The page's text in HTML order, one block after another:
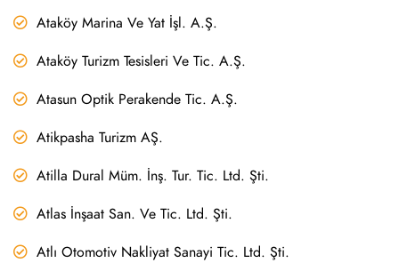
Ataköy Marina Ve Yat İşl. A.Ş.
Ataköy Turizm Tesisleri Ve Tic. A.Ş.
Atasun Optik Perakende Tic. A.Ş.
Atikpasha Turizm AŞ.
Atilla Dural Müm. İnş. Tur. Tic. Ltd. Şti.
Atlas İnşaat San. Ve Tic. Ltd. Şti.
Atlı Otomotiv Nakliyat Sanayi Tic. Ltd. Şti.